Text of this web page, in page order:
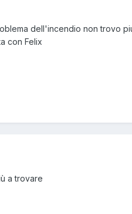
dell'incendio non trovo
con Felix
a trovare